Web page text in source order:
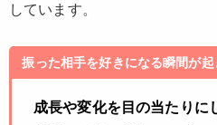
しています。
振った相手を好きになる瞬間が
成長や変化を目の当たりに